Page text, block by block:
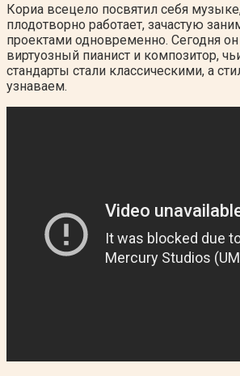
Кориа всецело посвятил себя
плодотворно работает, зачастую
проектами одновременно. Сегодня он
виртуозный пианист и композитор,
стандарты стали классическими, а
узнаваем.